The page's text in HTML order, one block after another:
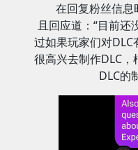
在回复粉丝信
且回应道：“目前还
过如果玩家们对
很高兴去制作DLC
DLC的